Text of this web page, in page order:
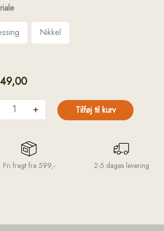
Nikkel
+ Tilføj til kurv
Fri fragt fra 599,- 2-5 dages levering